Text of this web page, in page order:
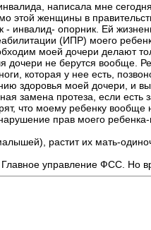
написала мне
этой женщины в
инвалид- опорник. Ей
(ИПР) моего
моей дочери делают
дочери не берутся вообще.
которая у нее есть,
здоровья моей дочери, и
замена протеза, если
что моему ребенку
прав моего
растит их мать-
Главное управление ФСС. Но